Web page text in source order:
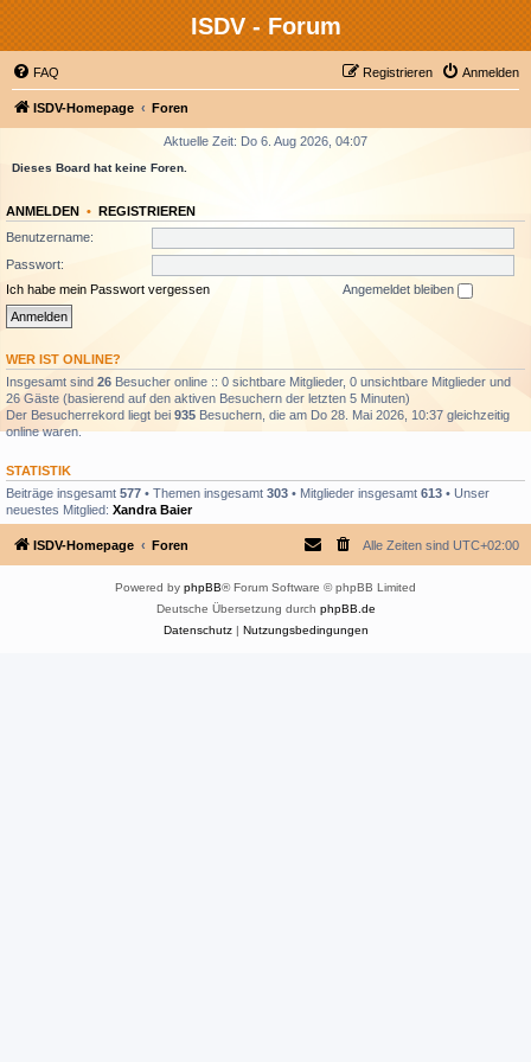
ISDV - Forum
FAQ Anmelden
Registrieren
ISDV-Homepage Foren
Aktuelle Zeit: Do 6. Aug 2026, 04:07
Dieses Board hat keine Foren.
ANMELDEN • REGISTRIEREN
Benutzername:
Passwort:
Ich habe mein Passwort vergessen
Angemeldet bleiben
WER IST ONLINE?
Insgesamt sind 26 Besucher online :: 0 sichtbare Mitglieder, 0 unsichtbare Mitglieder und
26 Gäste (basierend auf den aktiven Besuchern der letzten 5 Minuten)
Der Besucherrekord liegt bei 935 Besuchern, die am Do 28. Mai 2026, 10:37 gleichzeitig
online waren.
STATISTIK
Beiträge insgesamt 577 • Themen insgesamt 303 • Mitglieder insgesamt 613 • Unser
neuestes Mitglied: Xandra Baier
ISDV-Homepage Foren Alle Zeiten sind UTC+02:00
Powered by phpBB® Forum Software © phpBB Limited
Deutsche Übersetzung durch phpBB.de
Datenschutz| Nutzungsbedingungen